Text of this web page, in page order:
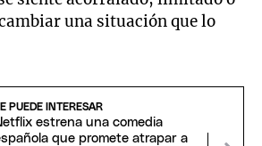
una situación que lo
PUEDE INTERESAR
estrena una comedia
que promete atrapar a